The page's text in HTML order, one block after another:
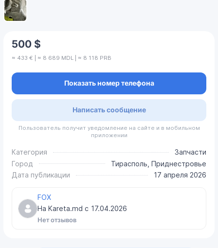
500 $
≈ 433 € | ≈ 8 689 MDL | ≈ 8 118 PRB
Показать номер телефона
Написать сообщение
Пользователь получит уведомление на сайте и в мобильном
приложении
Категория
Запчасти
Город
Тирасполь, Приднестровье
Дата публикации
17 апреля 2026
FOX
На Kareta.md с 17.04.2026
Нет отзывов